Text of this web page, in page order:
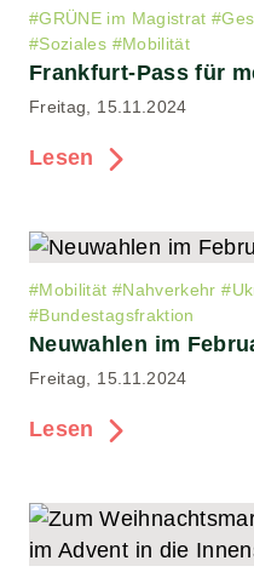
#GRÜNE im Magistrat #
#Soziales #Mobilität
Frankfurt-Pass für
Freitag, 15.11.2024
Lesen
#Mobilität #Nahverkehr #
#Bundestagsfraktion
Neuwahlen im
Freitag, 15.11.2024
Lesen